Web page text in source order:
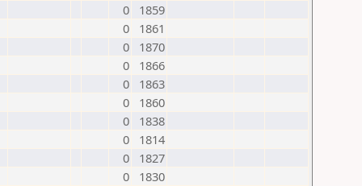
0
1859
0
1861
0
1870
0
1866
0
1863
0
1860
0
1838
0
1814
0
1827
0
1830